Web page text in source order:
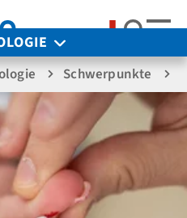
Schwerpunkte